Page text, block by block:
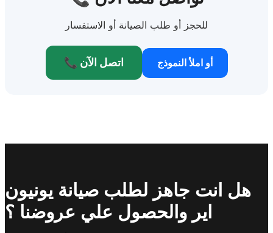
للحجز أو طلب الصيانة أو الاستفسار
📞 اتصل الآن أو املأ النموذج
هل انت جاهز لطلب صيانة يونيون
اير والحصول علي عروضنا ؟